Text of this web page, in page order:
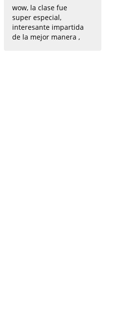
wow, la clase fue
super especial,
interesante impartida
de la mejor manera ,